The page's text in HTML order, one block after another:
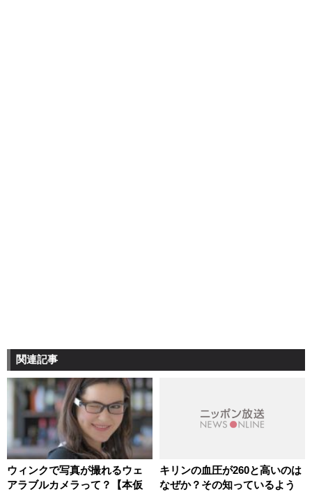
関連記事
ウィンクで写真が撮れるウェ
アラブルカメラって？【本仮
キリンの血圧が260と高いのは
なぜか？その知っているよう